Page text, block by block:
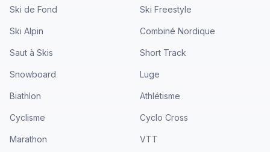
Ski de Fond Ski Freestyle
Ski Alpin Combiné Nordique
Saut à Skis Short Track
Snowboard Luge
Biathlon Athlétisme
Cyclisme Cyclo Cross
Marathon VTT